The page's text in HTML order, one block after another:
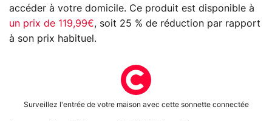
accéder à votre domicile. Ce produit est disponible à
un prix de 119,99€, soit 25 % de réduction par rapport
à son prix habituel.
Surveillez l'entrée de votre maison avec cette sonnette connectée